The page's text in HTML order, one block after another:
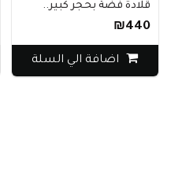
قلادة فضة بحجر كبير..
₪440
اضافة الي السلة